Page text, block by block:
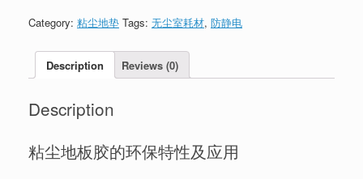
Category: 粘尘地垫 Tags: 无尘室耗材, 防静电
Description Reviews (0)
Description
粘尘地板胶的环保特性及应用